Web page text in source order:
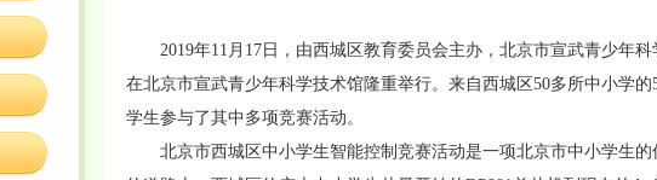
2019年11月17日，由西城区教育委员会主办，北京市宣武青少年科
在北京市宣武青少年科学技术馆隆重举行。来自西城区50多所中小学
学生参与了其中多项竞赛活动。
北京市西城区中小学生智能控制竞赛活动是一项北京市中小学生的